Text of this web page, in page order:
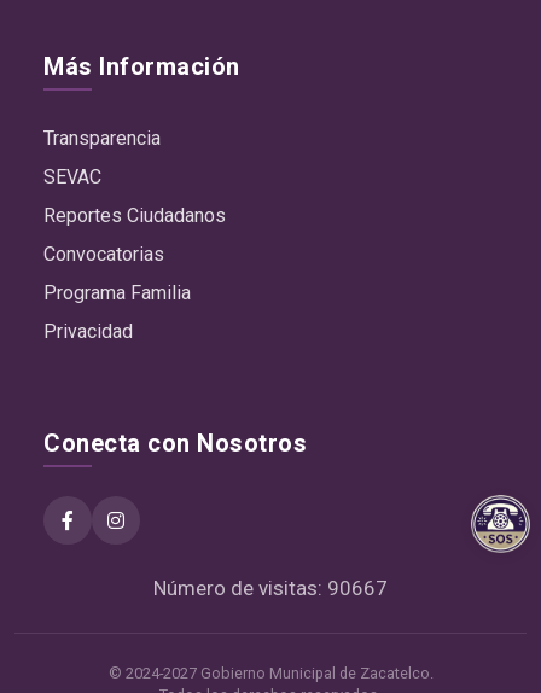
Más Información
Transparencia
SEVAC
Reportes Ciudadanos
Convocatorias
Programa Familia
Privacidad
Conecta con Nosotros
Número de visitas: 90667
© 2024-2027 Gobierno Municipal de Zacatelco.